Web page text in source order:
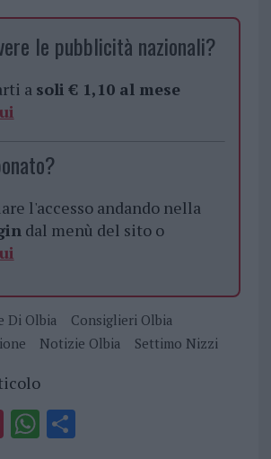
le pubblicità nazionali?
a soli € 1,10 al mese
l'accesso andando nella
dal menù del sito o
Di Olbia
Consiglieri Olbia
Notizie Olbia Settimo Nizzi
PiWS